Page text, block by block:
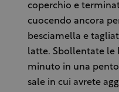
coperchio e
cuocendo ancora
besciamella e
latte. Sbollentate le
minuto in una
sale in cui avrete